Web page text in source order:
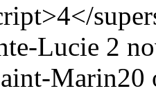
Lucie 2
Marin20